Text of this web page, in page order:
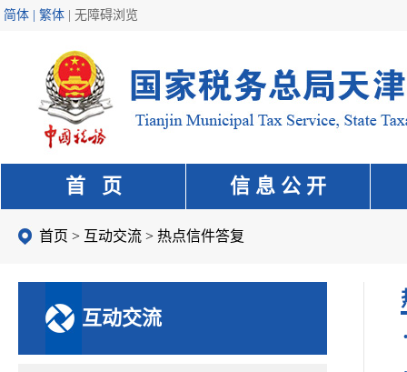
简体 | 繁体 无障碍浏览
首 页 信 息 公 开
首页 > 互动交流 > 热点信件答复
互动交流